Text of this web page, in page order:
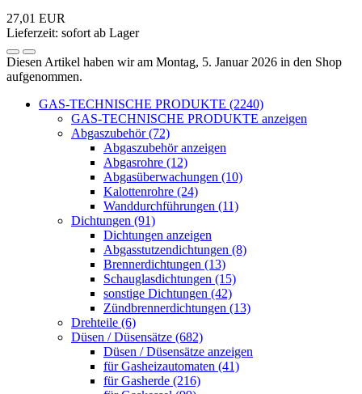
27,01 EUR
Lieferzeit: sofort ab Lager
Diesen Artikel haben wir am Montag, 5. Januar 2026 in den Shop
aufgenommen.
GAS-TECHNISCHE PRODUKTE (2240)
GAS-TECHNISCHE PRODUKTE anzeigen
Abgaszubehör (72)
Abgaszubehör anzeigen
Abgasrohre (12)
Abgasüberwachungen (10)
Kalottenrohre (24)
Wanddurchführungen (11)
Dichtungen (91)
Dichtungen anzeigen
Abgasstutzendichtungen (8)
Brennerdichtungen (13)
Schauglasdichtungen (15)
sonstige Dichtungen (42)
Zündbrennerdichtungen (13)
Drehteile (6)
Düsen / Düsensätze (682)
Düsen / Düsensätze anzeigen
für Gasheizautomaten (41)
für Gasherde (216)